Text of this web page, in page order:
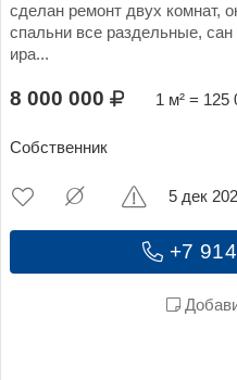
сделан ремонт двух комнат,
спальни все раздельные,
ира...
8 000 000 1 м² = 125
Собственник
+7
5 дек